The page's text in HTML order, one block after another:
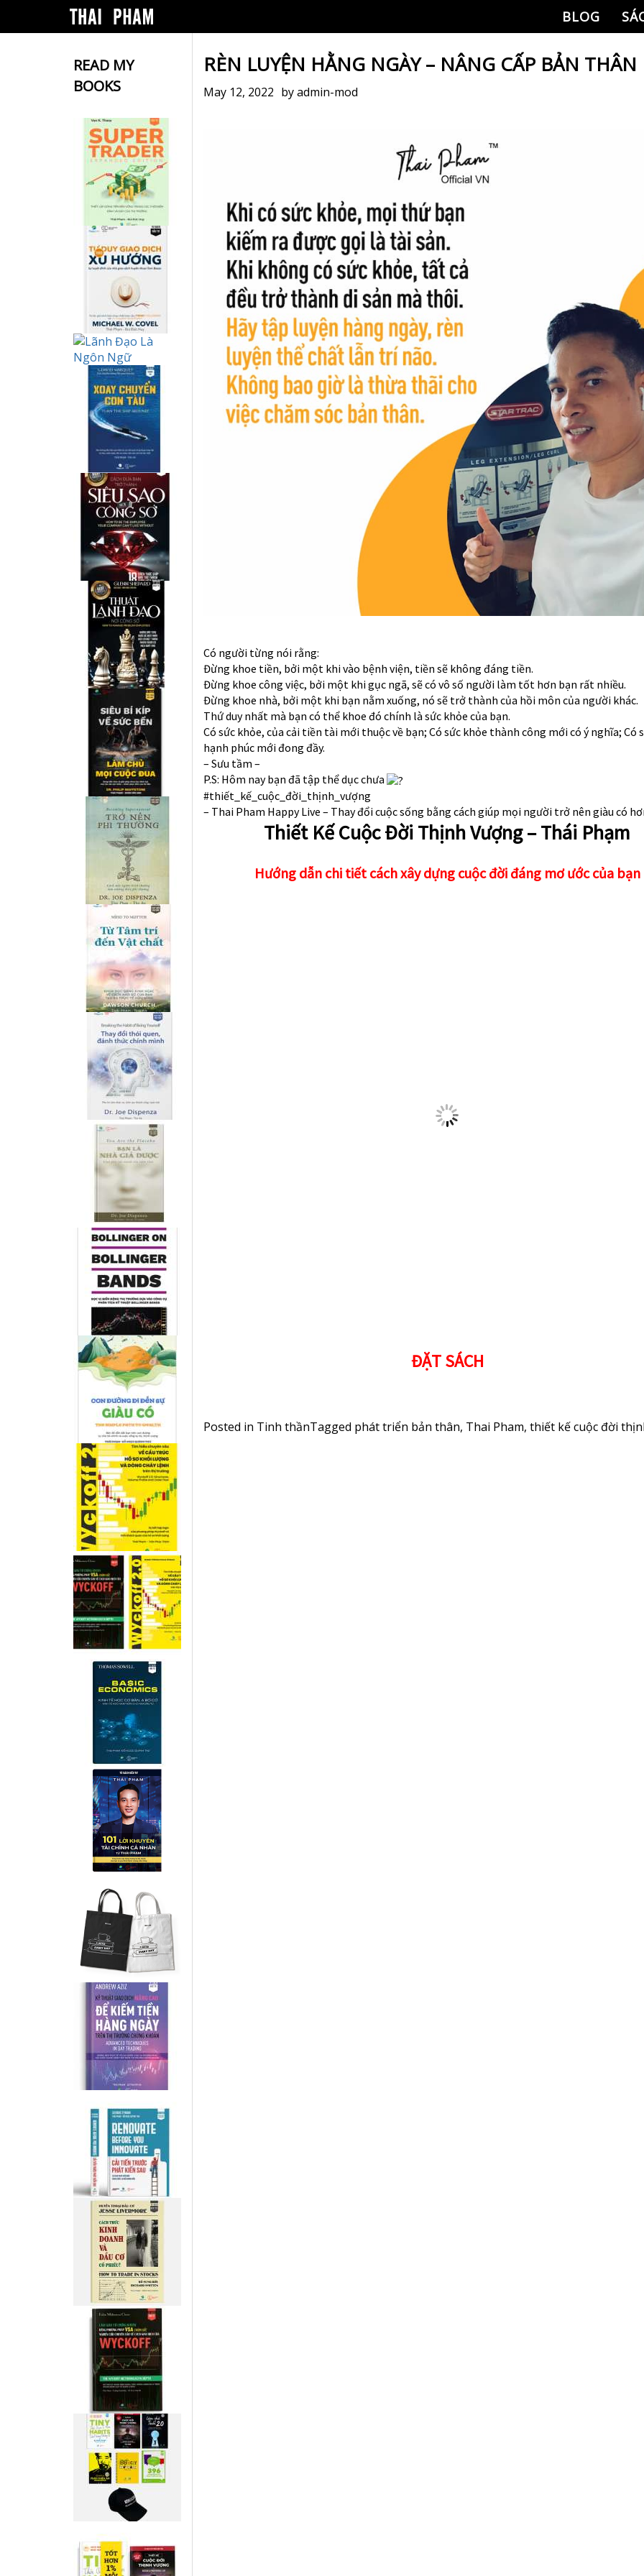
BLOG
READ MY
BOOKS
RÈN LUYỆN HẰNG NGÀY – NÂNG CẤP BẢN THÂN
May 12, 2022 byadmin-mod
Có người từng nói rằng:
Đừng khoe tiền, bởi một khi vào bệnh viện, tiền sẽ không đáng tiền.
Đừng khoe công việc, bởi một khi gục ngã, sẽ có vô số người làm tốt hơn bạn rất nhiều.
Đừng khoe nhà, bởi một khi bạn nằm xuống, nó sẽ trở thành của hồi môn của người khác.
Thứ duy nhất mà bạn có thể khoe đó chính là sức khỏe của bạn.
Có sức khỏe, của cải tiền tài mới thuộc về bạn; Có sức khỏe thành công mới có ý nghĩa; Có
hạnh phúc mới đong đầy.
– Sưu tầm –
P.S: Hôm nay bạn đã tập thể dục chưa
#thiết_kế_cuộc_đời_thịnh_vượng
– Thai Pham Happy Live – Thay đổi cuộc sống bằng cách giúp mọi người trở nên giàu có
Thiết Kế Cuộc Đời Thịnh Vượng– Thái Phạm
Hướng dẫn chi tiết cách xây dựng cuộc đời đáng mơ ước của bạn
ĐẶT SÁCH
Posted in Tinh thầnTagged phát triển bản thân, Thai Pham, thiết kế cuộc đời